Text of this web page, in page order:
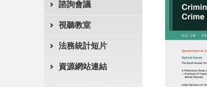
諮詢會議
視聽教室
法務統計短片
資源網站連結